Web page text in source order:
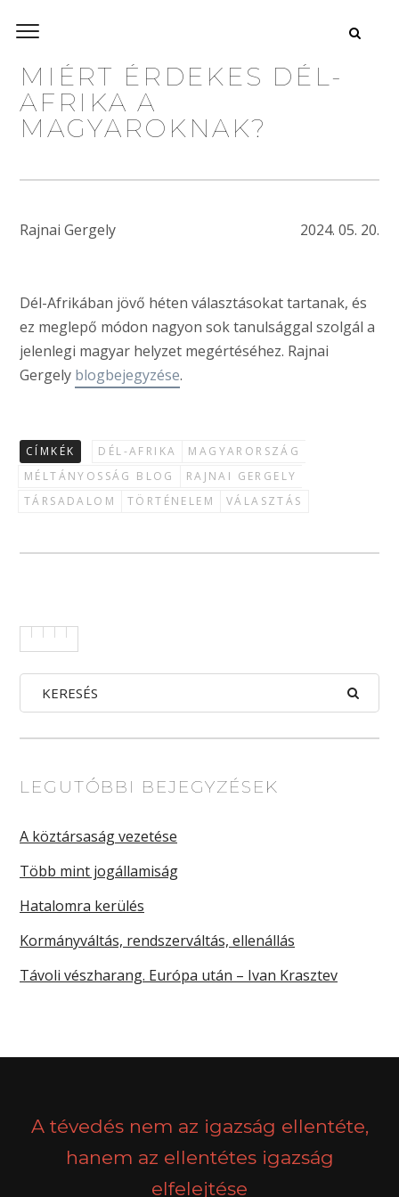
MIÉRT ÉRDEKES DÉL-
AFRIKA A
MAGYAROKNAK?
Rajnai Gergely 2024. 05. 20.
Dél-Afrikában jövő héten választásokat tartanak, és
ez meglepő módon nagyon sok tanulsággal szolgál a
jelenlegi magyar helyzet megértéséhez. Rajnai
Gergely blogbejegyzése.
CÍMKÉK DÉL-AFRIKA
MAGYARORSZÁG
MÉLTÁNYOSSÁG BLOG
RAJNAI GERGELY
TÁRSADALOM
TÖRTÉNELEM VÁLASZTÁS
LEGUTÓBBI BEJEGYZÉSEK
A köztársaság vezetése
Több mint jogállamiság
Hatalomra kerülés
Kormányváltás, rendszerváltás, ellenállás
Távoli vészharang. Európa után – Ivan Krasztev
A tévedés nem az igazság ellentéte,
hanem az ellentétes igazság
elfelejtése